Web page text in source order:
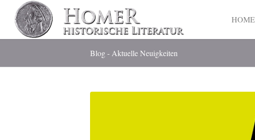
HOME
Blog - Aktuelle Neuigkeiten